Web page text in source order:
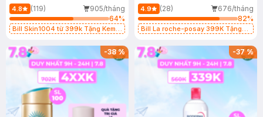
50ml
4.8 (119)
905/tháng
64%
Bill Skin1004 từ 399k Tặng Kem
SPF 50+ 20ml (SL Có Hạn)
Kiềm Dầu 50ml
4.9 (28)
676/tháng
82%
Bill La roche-posay 399K Tặng
(SL có hạn)
-38% -37%